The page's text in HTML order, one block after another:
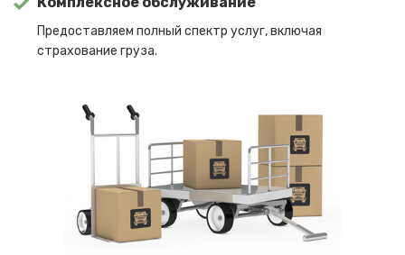
Предоставляем полный спектр услуг, включая
страхование груза.